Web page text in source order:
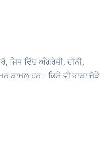
ਜਿਸ ਵਿੱਚ ਅੰਗਰੇਜ਼ੀ, ਚੀਨੀ,
ਸ਼ਾਮਲ ਹਨ। ਕਿਸੇ ਵੀ ਭਾਸ਼ਾ ਜੋੜੇ